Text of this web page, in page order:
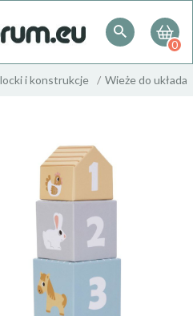
0
i konstrukcje Wieże do